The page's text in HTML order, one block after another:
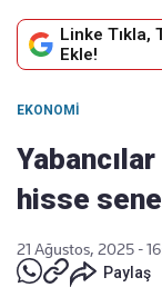
Linke Tıkla,
Ekle!
EKONOMI
hisse
21 Ağustos, 2025 -
Paylaş